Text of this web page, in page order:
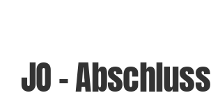
JO – Abschluss